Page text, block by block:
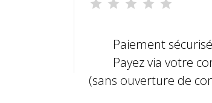
Paiement
Payez via votre
(sans ouverture de